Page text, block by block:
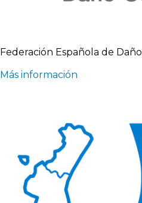
Federación Española de
Más información